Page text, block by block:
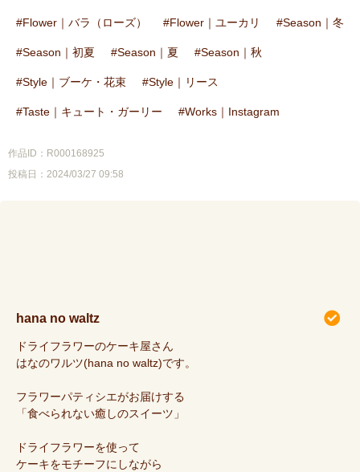
Flower｜バラ（ローズ） Flower｜ユーカリ Season｜冬
Season｜初夏 Season｜夏 Season｜秋
Style｜ブーケ・花束 Style｜リース
Taste｜キュート・ガーリー Works｜Instagram
作品ID：R000168925
投稿日：2024/03/27 09:58
hana no waltz
ドライフラワーのケーキ屋さん
はなのワルツ(hana no waltz)です。
フラワーパティシエがお届けする
「食べられない癒しのスイーツ」
ドライフラワーを使って
ケーキをモチーフにしながら